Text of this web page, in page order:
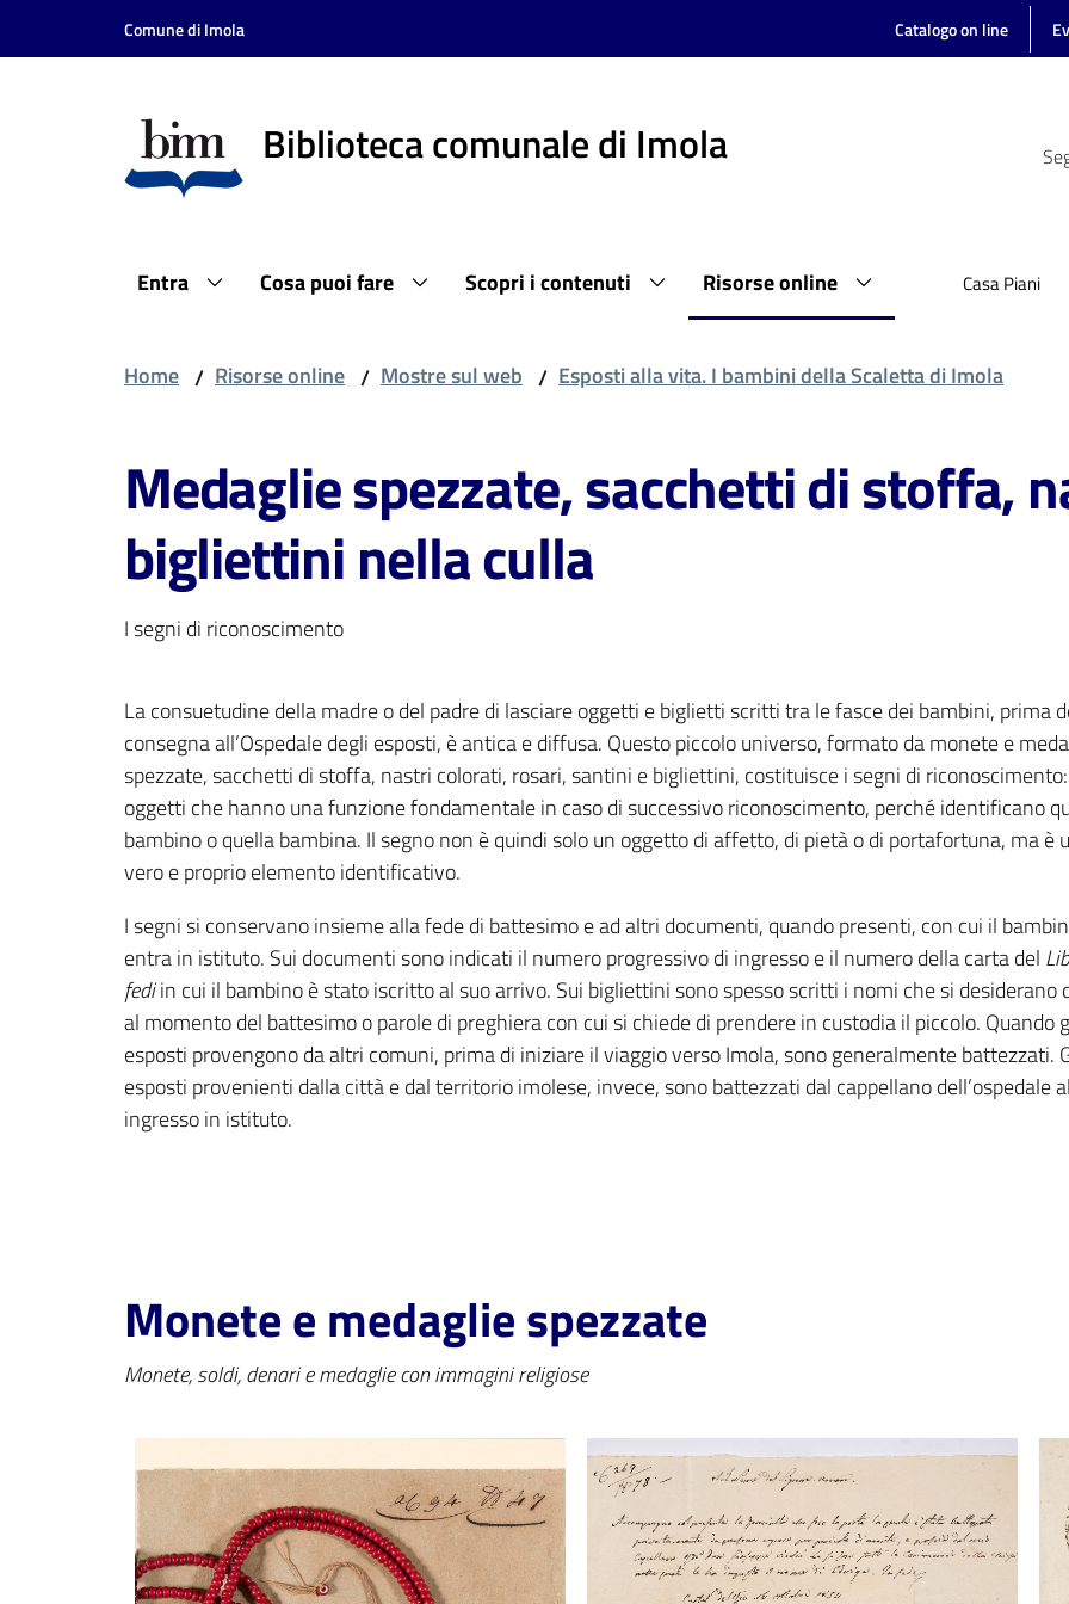
Vai al contenuto
Vai alla navigazione
Comune di Imola Catalogo on line
Biblioteca comunale di Imola
Entra Cosa puoi fare Scopri i contenuti Risorse online Casa Piani
Home / Risorse online / Mostre sul web / Esposti alla vita. I bambini della Scaletta di Imola
Medaglie spezzate, sacchetti di stoffa,
bigliettini nella culla
I segni di riconoscimento
La consuetudine della madre o del padre di lasciare oggetti e biglietti scritti tra le fasce dei bambini, prima
consegna all’Ospedale degli esposti, è antica e diffusa. Questo piccolo universo, formato da monete e
spezzate, sacchetti di stoffa, nastri colorati, rosari, santini e bigliettini, costituisce i segni di riconoscimento:
oggetti che hanno una funzione fondamentale in caso di successivo riconoscimento, perché identificano
bambino o quella bambina. Il segno non è quindi solo un oggetto di affetto, di pietà o di portafortuna, ma è
vero e proprio elemento identificativo.
I segni si conservano insieme alla fede di battesimo e ad altri documenti, quando presenti, con cui il
entra in istituto. Sui documenti sono indicati il numero progressivo di ingresso e il numero della carta del
fediin cui il bambino è stato iscritto al suo arrivo. Sui bigliettini sono spesso scritti i nomi che si desiderano
al momento del battesimo o parole di preghiera con cui si chiede di prendere in custodia il piccolo. Quando
esposti provengono da altri comuni, prima di iniziare il viaggio verso Imola, sono generalmente battezzati.
esposti provenienti dalla città e dal territorio imolese, invece, sono battezzati dal cappellano dell’ospedale
ingresso in istituto.
Monete e medaglie spezzate
Monete, soldi, denari e medaglie con immagini religiose